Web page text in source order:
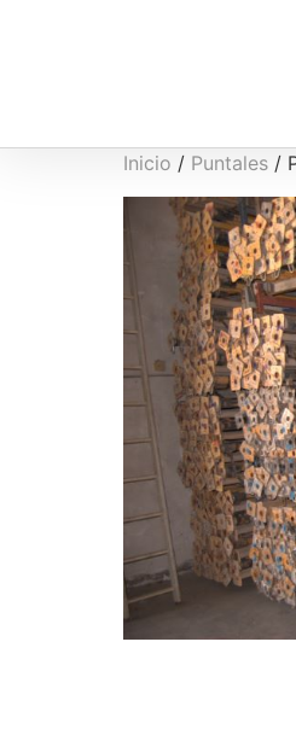
Inicio / Puntales /